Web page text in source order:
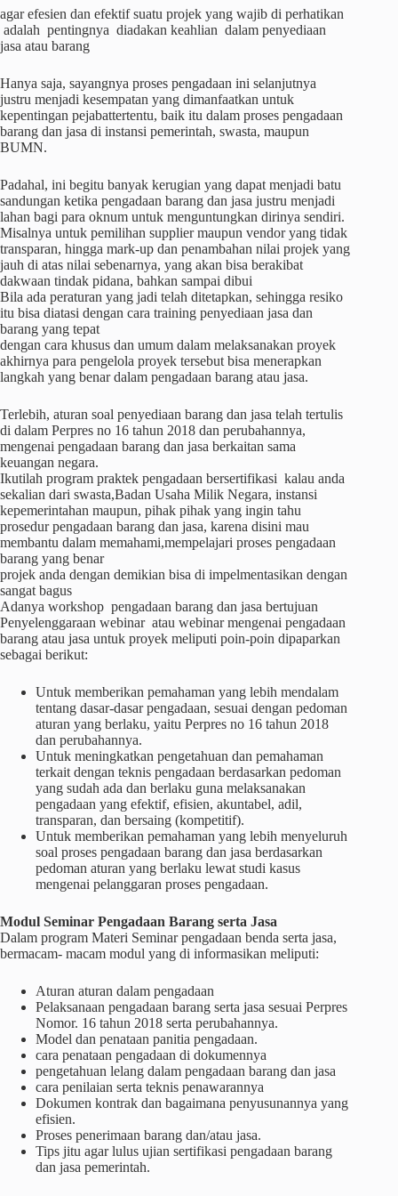
agar efesien dan efektif suatu projek yang wajib di perhatikan
adalah pentingnya diadakan keahlian dalam penyediaan
jasa atau barang
Hanya saja, sayangnya proses pengadaan ini selanjutnya
justru menjadi kesempatan yang dimanfaatkan untuk
kepentingan pejabattertentu, baik itu dalam proses pengadaan
barang dan jasa di instansi pemerintah, swasta, maupun
BUMN.
Padahal, ini begitu banyak kerugian yang dapat menjadi batu
sandungan ketika pengadaan barang dan jasa justru menjadi
lahan bagi para oknum untuk menguntungkan dirinya sendiri.
Misalnya untuk pemilihan supplier maupun vendor yang tidak
transparan, hingga mark-up dan penambahan nilai projek yang
jauh di atas nilai sebenarnya, yang akan bisa berakibat
dakwaan tindak pidana, bahkan sampai dibui
Bila ada peraturan yang jadi telah ditetapkan, sehingga resiko
itu bisa diatasi dengan cara training penyediaan jasa dan
barang yang tepat
dengan cara khusus dan umum dalam melaksanakan proyek
akhirnya para pengelola proyek tersebut bisa menerapkan
langkah yang benar dalam pengadaan barang atau jasa.
Terlebih, aturan soal penyediaan barang dan jasa telah tertulis
di dalam Perpres no 16 tahun 2018 dan perubahannya,
mengenai pengadaan barang dan jasa berkaitan sama
keuangan negara.
Ikutilah program praktek pengadaan bersertifikasi kalau anda
sekalian dari swasta,Badan Usaha Milik Negara, instansi
kepemerintahan maupun, pihak pihak yang ingin tahu
prosedur pengadaan barang dan jasa, karena disini mau
membantu dalam memahami,mempelajari proses pengadaan
barang yang benar
projek anda dengan demikian bisa di impelmentasikan dengan
sangat bagus
Adanya workshop pengadaan barang dan jasa bertujuan
Penyelenggaraan webinar atau webinar mengenai pengadaan
barang atau jasa untuk proyek meliputi poin-poin dipaparkan
sebagai berikut:
Untuk memberikan pemahaman yang lebih mendalam
tentang dasar-dasar pengadaan, sesuai dengan pedoman
aturan yang berlaku, yaitu Perpres no 16 tahun 2018
dan perubahannya.
Untuk meningkatkan pengetahuan dan pemahaman
terkait dengan teknis pengadaan berdasarkan pedoman
yang sudah ada dan berlaku guna melaksanakan
pengadaan yang efektif, efisien, akuntabel, adil,
transparan, dan bersaing (kompetitif).
Untuk memberikan pemahaman yang lebih menyeluruh
soal proses pengadaan barang dan jasa berdasarkan
pedoman aturan yang berlaku lewat studi kasus
mengenai pelanggaran proses pengadaan.
Modul Seminar Pengadaan Barang serta Jasa
Dalam program Materi Seminar pengadaan benda serta jasa,
bermacam- macam modul yang di informasikan meliputi:
Aturan aturan dalam pengadaan
Pelaksanaan pengadaan barang serta jasa sesuai Perpres
Nomor. 16 tahun 2018 serta perubahannya.
Model dan penataan panitia pengadaan.
cara penataan pengadaan di dokumennya
pengetahuan lelang dalam pengadaan barang dan jasa
cara penilaian serta teknis penawarannya
Dokumen kontrak dan bagaimana penyusunannya yang
efisien.
Proses penerimaan barang dan/atau jasa.
Tips jitu agar lulus ujian sertifikasi pengadaan barang
dan jasa pemerintah.